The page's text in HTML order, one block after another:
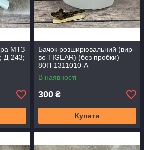
МТЗ
Д-243;
Бачок розширювальний (вир-
во TIGEAR) (без пробки)
80П-1311010-А
В наявності
300 ₴
Купити